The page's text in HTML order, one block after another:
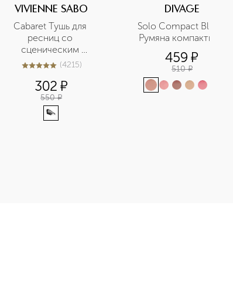
VIVIENNE SABO
Сabaret Тушь для
ресниц со
сценическим
эффектом Суперобъем
5из 54215 (4215)
302 ¤
550 ¤
DIVAGE
Solo Compact Blush
Румяна компактные
459 ¤
510 ¤